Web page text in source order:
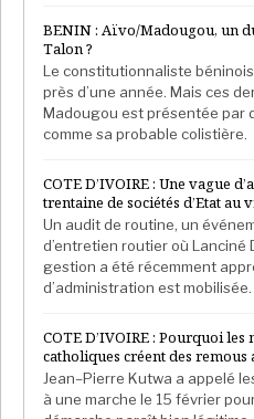
BENIN : Aïvo/Madougou, un
Talon ?
Le constitutionnaliste
près d’une année. Mais ces
Madougou est présentée par
comme sa probable
COTE D’IVOIRE : Une vague
trentaine de sociétés d’Etat au
Un audit de routine, un
d’entretien routier où Lanciné
gestion a été récemment
d’administration est
COTE D’IVOIRE : Pourquoi les
catholiques créent des remous
Jean–Pierre Kutwa a appelé
à une marche le 15 février